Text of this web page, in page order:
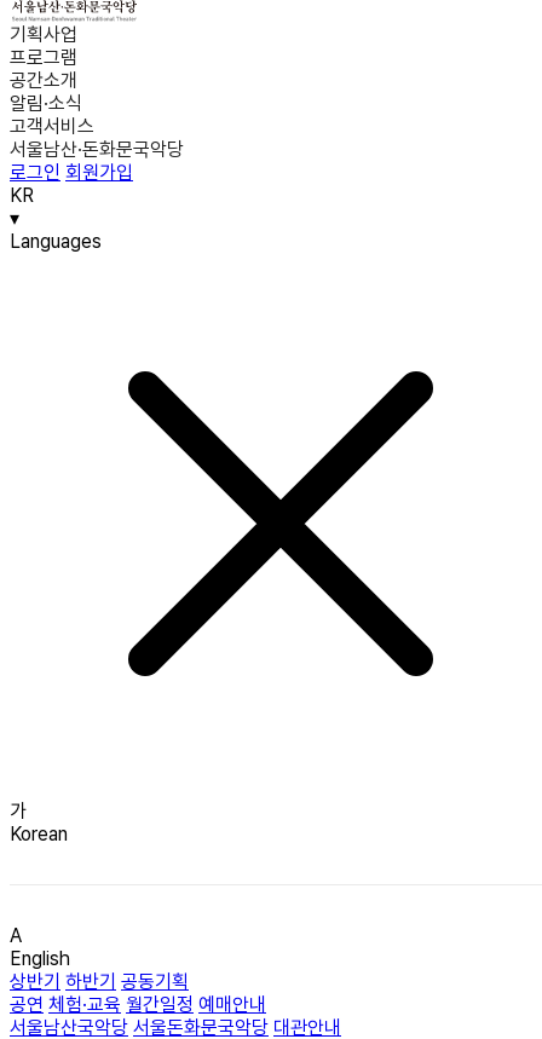
기획사업
프로그램
공간소개
알림·소식
고객서비스
서울남산·돈화문국악당
로그인 회원가입
KR
▾
Languages
가
Korean
A
English
상반기 하반기 공동기획
공연 체험·교육 월간일정 예매안내
서울남산국악당 서울돈화문국악당 대관안내